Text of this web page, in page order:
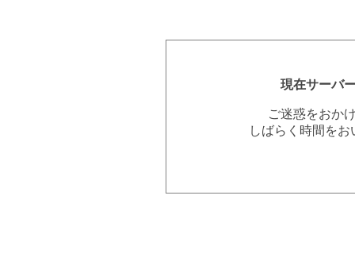
現在サーバ
ご迷惑をおか
しばらく時間を